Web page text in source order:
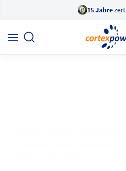
15 Jahre
cortexpower Sportshop